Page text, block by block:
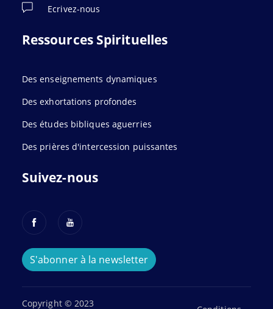
Ecrivez-nous
Ressources Spirituelles
Des enseignements dynamiques
Des exhortations profondes
Des études bibliques aguerries
Des prières d'intercession puissantes
Suivez-nous
S'abonner à la newsletter
Copyright © 2023